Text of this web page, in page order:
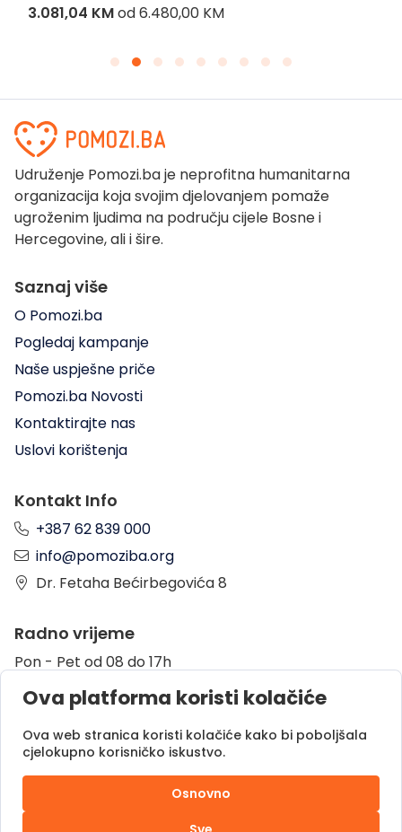
3.081,04 KMod6.480,00 KM
Udruženje Pomozi.ba je neprofitna humanitarna
organizacija koja svojim djelovanjem pomaže
ugroženim ljudima na području cijele Bosne i
Hercegovine, ali i šire.
Saznaj više
O Pomozi.ba
Pogledaj kampanje
Naše uspješne priče
Pomozi.ba Novosti
Kontaktirajte nas
Uslovi korištenja
Kontakt Info
+387 62 839 000
info@pomoziba.org
Dr. Fetaha Bećirbegovića 8
Radno vrijeme
Pon - Pet od 08 do 17h
Sub od 10 do 17h
Nedjelja - neradni dan
Donacije putem
Ova platforma koristi kolačiće
Ova web stranica koristi kolačiće kako bi poboljšala
cjelokupno korisničko iskustvo.
Osnovno